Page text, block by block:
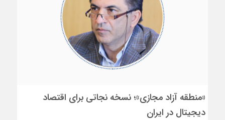
«منطقه آزاد مجازی»؛ نسخه نجاتی برای اقتصاد
دیجیتال در ایران